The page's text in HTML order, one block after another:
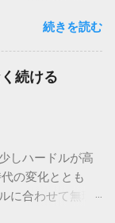
スと、毎日の食
限られた時間を
ヒントとしてお
底的に綺麗に
で美味しい料理
れ、「自分の時
いると、心身の
高めることは、
ん。むしろ、暮
続きを読む
続ける
しハードルが高
の変化ととも
に合わせて無理